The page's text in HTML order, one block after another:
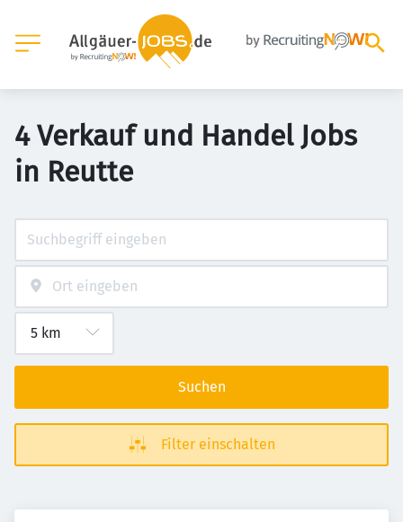
4 Verkauf und Handel Jobs
in Reutte
Suchen
Filter einschalten